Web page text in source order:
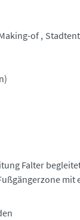
of
Falter
mit